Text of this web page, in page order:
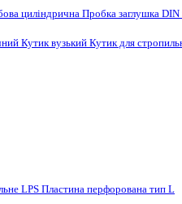
циліндрична Пробка заглушка DIN
Кутик вузький Кутик для
LPS Пластина перфорована тип L